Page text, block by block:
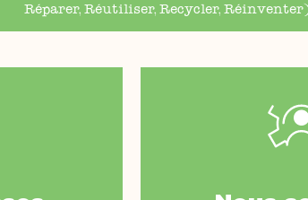
Réparer, Réutiliser, Recycler,